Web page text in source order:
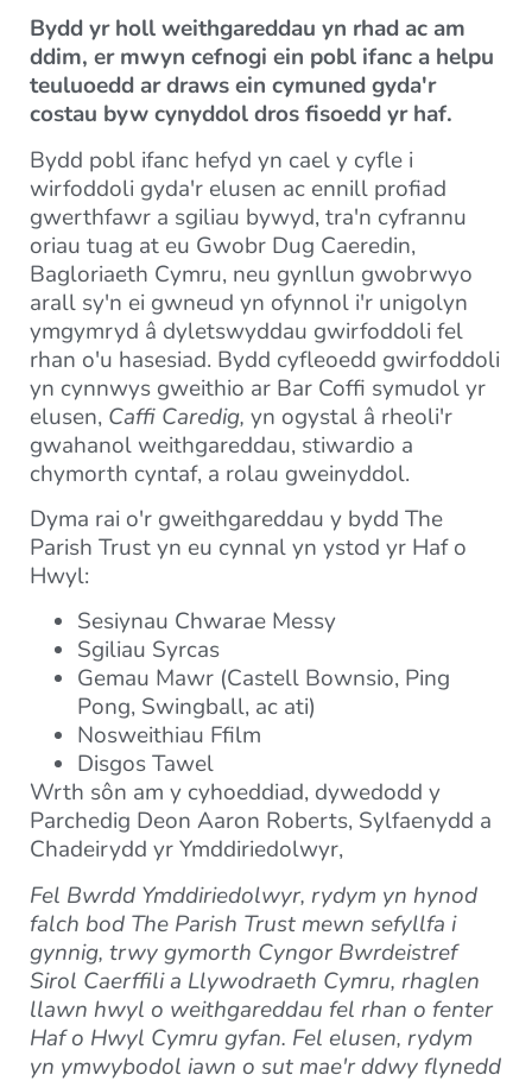
Bydd yr holl weithgareddau yn rhad ac am
ddim, er mwyn cefnogi ein pobl ifanc a helpu
teuluoedd ar draws ein cymuned gyda'r
costau byw cynyddol dros fisoedd yr haf.
Bydd pobl ifanc hefyd yn cael y cyfle i
wirfoddoli gyda'r elusen ac ennill profiad
gwerthfawr a sgiliau bywyd, tra'n cyfrannu
oriau tuag at eu Gwobr Dug Caeredin,
Bagloriaeth Cymru, neu gynllun gwobrwyo
arall sy'n ei gwneud yn ofynnol i'r unigolyn
ymgymryd â dyletswyddau gwirfoddoli fel
rhan o'u hasesiad. Bydd cyfleoedd gwirfoddoli
yn cynnwys gweithio ar Bar Coffi symudol yr
elusen, Caffi Caredig, yn ogystal â rheoli'r
gwahanol weithgareddau, stiwardio a
chymorth cyntaf, a rolau gweinyddol.
Dyma rai o'r gweithgareddau y bydd The
Parish Trust yn eu cynnal yn ystod yr Haf o
Hwyl:
Sesiynau Chwarae Messy
Sgiliau Syrcas
Gemau Mawr (Castell Bownsio, Ping
Pong, Swingball, ac ati)
Nosweithiau Ffilm
Disgos Tawel
Wrth sôn am y cyhoeddiad, dywedodd y
Parchedig Deon Aaron Roberts, Sylfaenydd a
Chadeirydd yr Ymddiriedolwyr,
Fel Bwrdd Ymddiriedolwyr, rydym yn hynod
falch bod The Parish Trust mewn sefyllfa i
gynnig, trwy gymorth Cyngor Bwrdeistref
Sirol Caerffili a Llywodraeth Cymru, rhaglen
llawn hwyl o weithgareddau fel rhan o fenter
Haf o Hwyl Cymru gyfan. Fel elusen, rydym
yn ymwybodol iawn o sut mae'r ddwy flynedd